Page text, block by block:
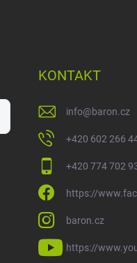
KONTAKT
info@baron.cz
+420 602 266
+420 774 702
https://
baron.cz
https://